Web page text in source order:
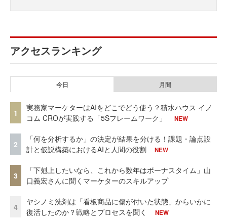
アクセスランキング
今日 月間
1
実務家マーケターはAIをどこでどう使う？積水ハウス イノ
コム CROが実践する「5Sフレームワーク」
NEW
2
「何を分析するか」の決定が結果を分ける！課題・論点設
計と仮説構築におけるAIと人間の役割
NEW
3
「下剋上したいなら、これから数年はボーナスタイム」山
口義宏さんに聞くマーケターのスキルアップ
4
ヤシノミ洗剤は「看板商品に傷が付いた状態」からいかに
復活したのか？戦略とプロセスを聞く
NEW